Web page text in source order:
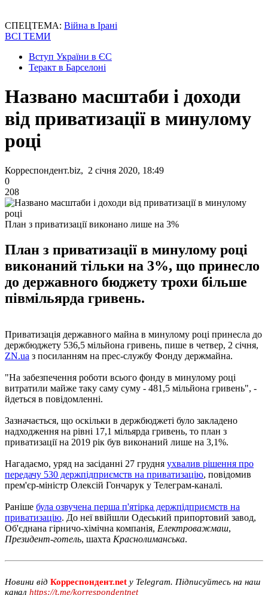
СПЕЦТЕМА: Війна в Ірані
ВСІ ТЕМИ
Вступ України в ЄС
Теракт в Барселоні
Названо масштаби і доходи
від приватизації в минулому
році
Корреспондент.biz, 2 січня 2020, 18:49
0
208
План з приватизації виконано лише на 3%
План з приватизації в минулому році
виконаний тільки на 3%, що принесло
до державного бюджету трохи більше
півмільярда гривень.
Приватизація державного майна в минулому році принесла до
держбюджету 536,5 мільйона гривень, пише в четвер, 2 січня,
ZN.ua з посиланням на прес-службу Фонду держмайна.
"На забезпечення роботи всього фонду в минулому році
витратили майже таку саму суму - 481,5 мільйона гривень", -
йдеться в повідомленні.
Зазначається, що оскільки в держбюджеті було закладено
надходження на рівні 17,1 мільярда гривень, то план з
приватизації на 2019 рік був виконаний лише на 3,1%.
Нагадаємо, уряд на засіданні 27 грудня ухвалив рішення про
передачу 530 держпідприємств на приватизацію, повідомив
прем'єр-міністр Олексій Гончарук у Телеграм-каналі.
Раніше була озвучена перша п'ятірка держпідприємств на
приватизацію. До неї ввійшли Одеський припортовий завод,
Об'єднана гірничо-хімічна компанія, Електроважмаш,
Президент-готель, шахта Краснолиманська.
Новини від Корреспондент.net у Telegram. Підписуйтесь на наш
канал https://t.me/korrespondentnet